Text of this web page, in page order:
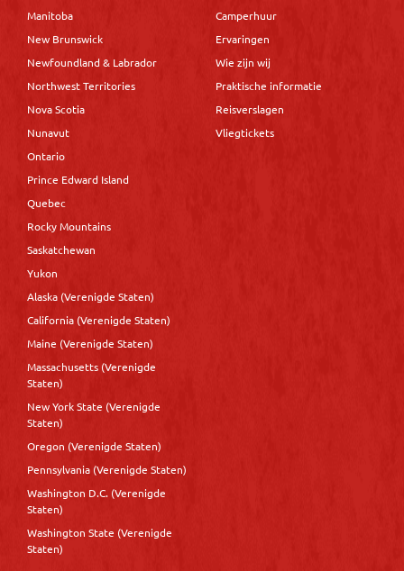
Manitoba
New Brunswick
Newfoundland & Labrador
Northwest Territories
Nova Scotia
Nunavut
Ontario
Prince Edward Island
Quebec
Rocky Mountains
Saskatchewan
Yukon
Alaska (Verenigde Staten)
California (Verenigde Staten)
Maine (Verenigde Staten)
Massachusetts (Verenigde
Staten)
New York State (Verenigde
Staten)
Oregon (Verenigde Staten)
Pennsylvania (Verenigde Staten)
Washington D.C. (Verenigde
Staten)
Washington State (Verenigde
Staten)
Camperhuur
Ervaringen
Wie zijn wij
Praktische informatie
Reisverslagen
Vliegtickets